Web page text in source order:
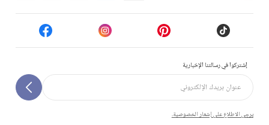
إشتركوا في رسالتنا الإخبارية
يرجى الاطلاع على إشعار الخصوصية.